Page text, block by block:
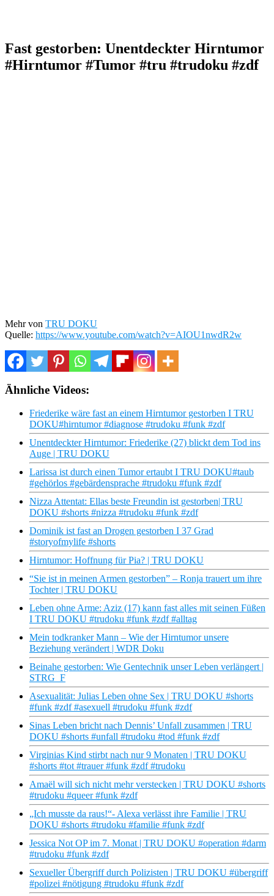
Fast gestorben: Unentdeckter Hirntumor
#Hirntumor #Tumor #tru #trudoku #zdf
Mehr von TRU DOKU
Quelle: https://www.youtube.com/watch?v=AIOU1nwdR2w
Ähnliche Videos:
Friederike wäre fast an einem Hirntumor gestorben I TRU
DOKU#hirntumor #diagnose #trudoku #funk #zdf
Unentdeckter Hirntumor: Friederike (27) blickt dem Tod ins
Auge | TRU DOKU
Larissa ist durch einen Tumor ertaubt I TRU DOKU#taub
#gehörlos #gebärdensprache #trudoku #funk #zdf
Nizza Attentat: Ellas beste Freundin ist gestorben| TRU
DOKU #shorts #nizza #trudoku #funk #zdf
Dominik ist fast an Drogen gestorben I 37 Grad
#storyofmylife #shorts
Hirntumor: Hoffnung für Pia? | TRU DOKU
“Sie ist in meinen Armen gestorben” – Ronja trauert um ihre
Tochter | TRU DOKU
Leben ohne Arme: Aziz (17) kann fast alles mit seinen Füßen
I TRU DOKU #trudoku #funk #zdf #alltag
Mein todkranker Mann – Wie der Hirntumor unsere
Beziehung verändert | WDR Doku
Beinahe gestorben: Wie Gentechnik unser Leben verlängert |
STRG_F
Asexualität: Julias Leben ohne Sex | TRU DOKU #shorts
#funk #zdf #asexuell #trudoku #funk #zdf
Sinas Leben bricht nach Dennis’ Unfall zusammen | TRU
DOKU #shorts #unfall #trudoku #tod #funk #zdf
Virginias Kind stirbt nach nur 9 Monaten | TRU DOKU
#shorts #tot #trauer #funk #zdf #trudoku
Amaël will sich nicht mehr verstecken | TRU DOKU #shorts
#trudoku #queer #funk #zdf
„Ich musste da raus!“- Alexa verlässt ihre Familie | TRU
DOKU #shorts #trudoku #familie #funk #zdf
Jessica Not OP im 7. Monat | TRU DOKU #operation #darm
#trudoku #funk #zdf
Sexueller Übergriff durch Polizisten | TRU DOKU #übergriff
#polizei #nötigung #trudoku #funk #zdf